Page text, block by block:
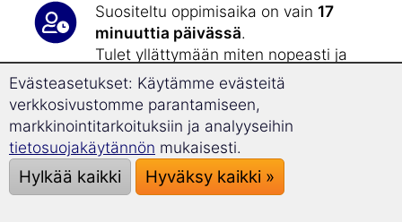
Suositeltu oppimisaika on vain 17
minuuttia päivässä.
Tulet yllättymään miten nopeasti ja
tehokkaastilaajennat
sanavarastoasi! Jatkokurssilla opit
1 800 uutta sanaa.
Tämä jatkokurssi vahvistaa ranskan
kielen taitoasi, minkä olet saavuttanut
Evästeasetukset: Käytämme evästeitä
verkkosivustomme parantamiseen,
markkinointitarkoituksiin ja analyyseihin
tietosuojakäytännön mukaisesti.
Hylkää kaikki Hyväksy kaikki »